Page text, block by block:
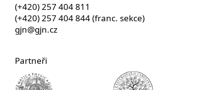
(+420) 257 404 811
(+420) 257 404 844 (franc. sekce)
gjn@gjn.cz
Partneři